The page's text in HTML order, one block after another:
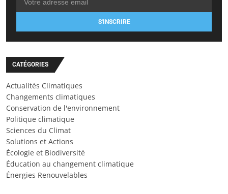
S'INSCRIRE
CATÉGORIES
Actualités Climatiques
Changements climatiques
Conservation de l'environnement
Politique climatique
Sciences du Climat
Solutions et Actions
Écologie et Biodiversité
Éducation au changement climatique
Énergies Renouvelables